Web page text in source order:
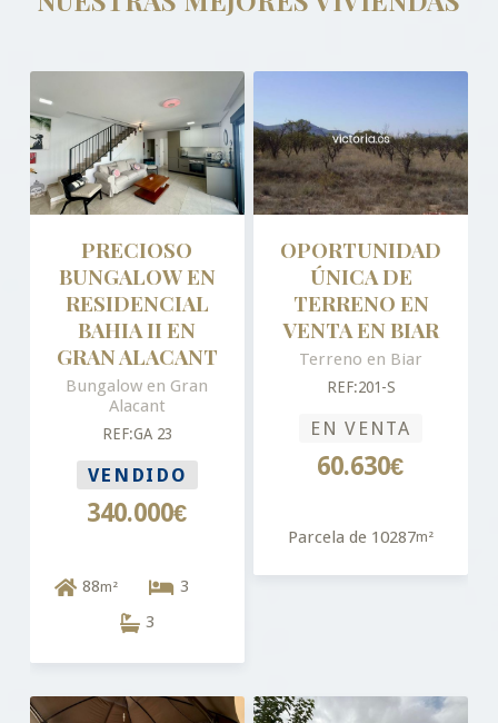
PRECIOSO
BUNGALOW EN
RESIDENCIAL
BAHIA II EN
GRAN ALACANT
Bungalow en Gran
Alacant
REF:GA 23
VENDIDO
340.000€
88m²
3
3
OPORTUNIDAD
ÚNICA DE
TERRENO EN
VENTA EN BIAR
Terreno en Biar
REF:201-S
EN VENTA
60.630€
Parcela de 10287m²